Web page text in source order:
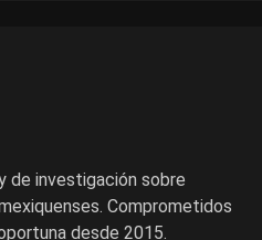
de investigación sobre
Comprometidos
desde 2015.